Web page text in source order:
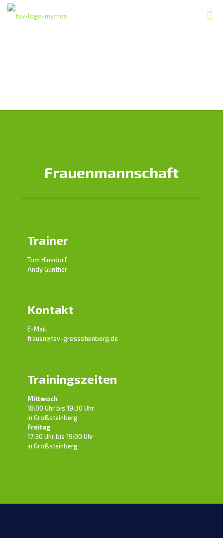
Frauenmannschaft
Trainer
Tom Hinsdorf
Andy Günther
Kontakt
E-Mail:
frauen@tsv-grosssteinberg.de
Trainingszeiten
Mittwoch
18:00 Uhr bis 19:30 Uhr
in Großsteinberg
Freitag
17:30 Uhr bis 19:00 Uhr
in Großsteinberg